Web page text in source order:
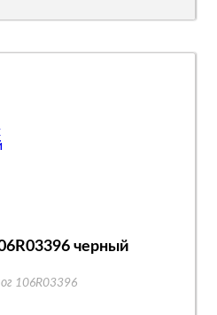
черный
106R03396